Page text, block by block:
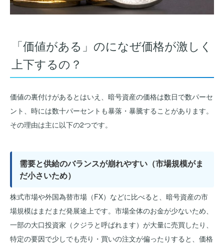
「価値がある」のになぜ価格が激しく
上下するの？
価値の裏付けがあるとはいえ、暗号資産の価格は数日で数パーセ
ント、時には数十パーセントも暴落・暴騰することがあります。
その理由は主に以下の2つです。
需要と供給のバランスが崩れやすい（市場規模がま
だ小さいため）
株式市場や外国為替市場（FX）などに比べると、暗号資産の市
場規模はまだまだ発展途上です。市場全体のお金が少ないため、
一部の大口投資家（クジラと呼ばれます）が大量に売買したり、
特定の要因で少しでも売り・買いの注文が偏ったりすると、価格